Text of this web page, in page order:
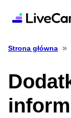
Strona główna »